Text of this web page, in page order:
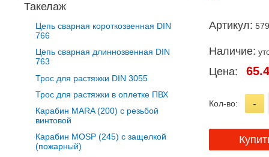
Такелаж
Цепь сварная короткозвенная DIN
766
Цепь сварная длиннозвенная DIN
763
Трос для растяжки DIN 3055
Трос для растяжки в оплетке ПВХ
Карабин MARA (200) с резьбой
винтовой
Карабин MOSP (245) с защелкой
(пожарный)
Артикул:
Наличие:
Цена:
Кол-во: -